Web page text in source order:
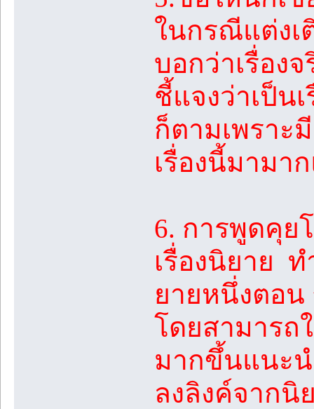
ในกรณีแต่งเ
บอกว่าเรื่อง
ชี้แจงว่าเป็น
ก็ตามเพราะ
เรื่องนี้มามา
6. การพูดคุย
เรื่องนิยาย
ยายหนึ่งตอน
โดยสามารถ
มากขึ้นแนะน
ลงลิงค์จากนิ